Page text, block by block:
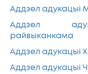
Аддзел адукацыі
Аддзел
райвыканкама
Аддзел адукацыі
Аддзел адукацыі